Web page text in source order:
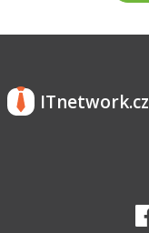
ITnetwork.cz